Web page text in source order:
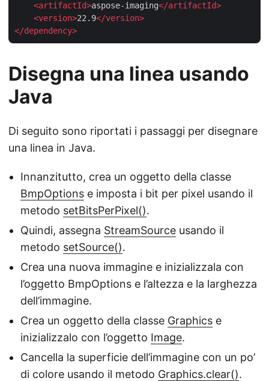
<artifactId>aspose-imaging</artifactId>
<version>22.9</version>
</dependency>
Disegna una linea usando
Java
Di seguito sono riportati i passaggi per disegnare
una linea in Java.
Innanzitutto, crea un oggetto della classe
BmpOptions e imposta i bit per pixel usando il
metodo setBitsPerPixel().
Quindi, assegna StreamSource usando il
metodo setSource().
Crea una nuova immagine e inizializzala con
l’oggetto BmpOptions e l’altezza e la larghezza
dell’immagine.
Crea un oggetto della classe Graphics e
inizializzalo con l’oggetto Image.
Cancella la superficie dell’immagine con un po’
di colore usando il metodo Graphics.clear().